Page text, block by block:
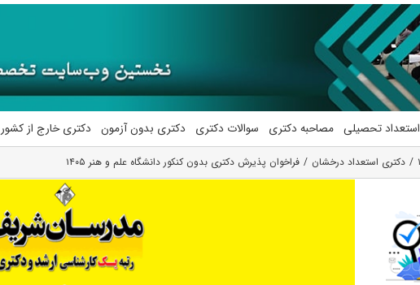
استعداد تحصیلی مصاحبه دکتری سوالات دکتری دکتری بدون آزمون دکتری خارج از کشور
دکتری استعداد درخشان فراخوان پذیرش دکتری بدون کنکور دانشگاه علم و هنر ۱۴۰۵